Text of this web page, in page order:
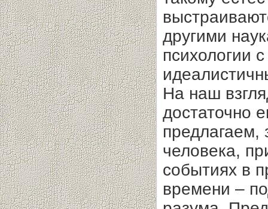
другими
психологии
На наш
достаточно
предлагаем,
человека,
событиях в
времени –